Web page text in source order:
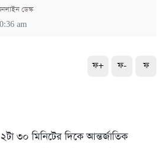
ডেস্ক
am
ফ+ ফ- ফ
৩০ মিনিটের দিকে আন্তর্জাতিক